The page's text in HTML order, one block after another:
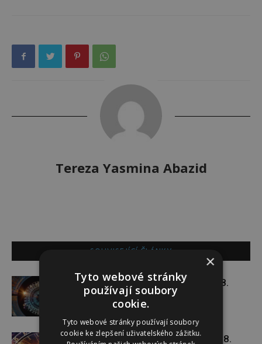
Tereza Yasmina Abazid
SOUVISEJÍCÍ ČLÁNKY
Týdenní horoskop 3. 8. – 9. 8.
Týdenní horoskop 27. 7. – 2. 8.
×
Tyto webové stránky
používají soubory
cookie.
Tyto webové stránky používají soubory
cookie ke zlepšení uživatelského zážitku.